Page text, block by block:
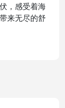
，感受着海
来无尽的舒